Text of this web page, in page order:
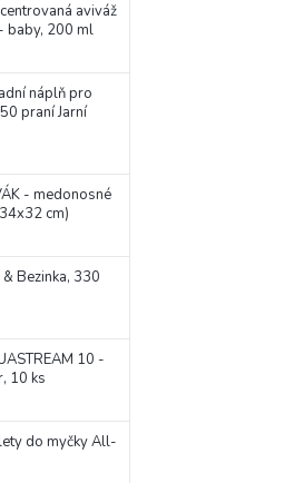
aviváž
baby, 200 ml
náplň pro
praní Jarní
- medonosné
cm)
Bezinka, 330
10 -
10 ks
do myčky All-